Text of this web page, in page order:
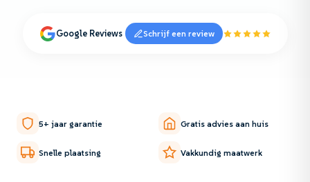
Google Reviews Schrijf een review
5+ jaar garantie Gratis advies aan huis
Snelle plaatsing Vakkundig maatwerk